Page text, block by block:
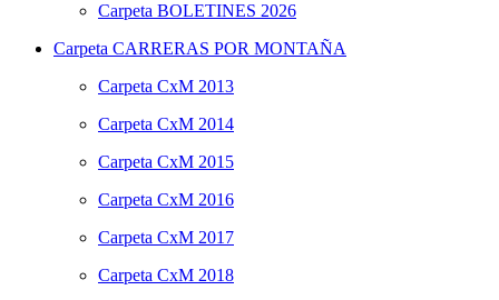
Carpeta BOLETINES 2026
Carpeta CARRERAS POR MONTAÑA
Carpeta CxM 2013
Carpeta CxM 2014
Carpeta CxM 2015
Carpeta CxM 2016
Carpeta CxM 2017
Carpeta CxM 2018